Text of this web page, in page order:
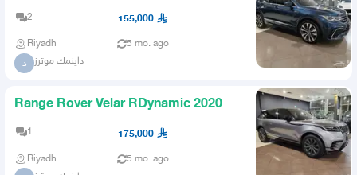
2 155,000
Riyadh 5 mo. ago
د داينمك موترز
Range Rover Velar RDynamic 2020
1 175,000
Riyadh 5 mo. ago